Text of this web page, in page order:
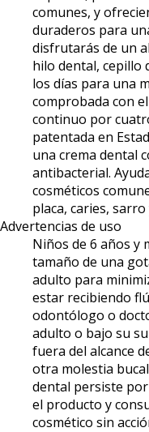
comunes, y
duraderos para
disfrutarás de un
hilo dental, cepillo
los días para una
comprobada con
continuo por
patentada en
una crema dental
antibacterial.
cosméticos
placa, caries,
Advertencias de uso
Niños de 6 años y
tamaño de una
adulto para
estar recibiendo
odontólogo o
adulto o bajo su
fuera del alcance
otra molestia
dental persiste
el producto y
cosmético sin